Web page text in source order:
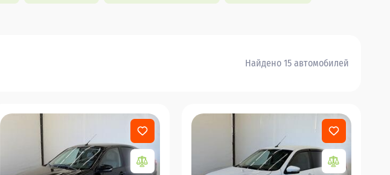
Найдено 15 автомобилей